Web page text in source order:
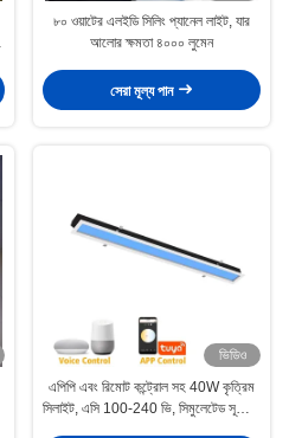
৮০ ওয়াটের এলইডি সিলিং প্যানেল লাইট, যার
আলোর ক্ষমতা ৪০০০ লুমেন
সেরা মূল্য পান
ভিডিও
এপিপি এবং রিমোট কন্ট্রোল সহ 40W কৃত্রিম
সিলাইট, এসি 100-240 ভি, সিমুলেটেড সূর্যোদয়